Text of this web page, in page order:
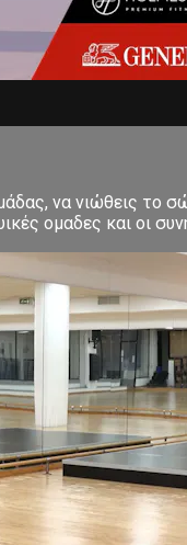
να νιώθεις
ομαδες και οι